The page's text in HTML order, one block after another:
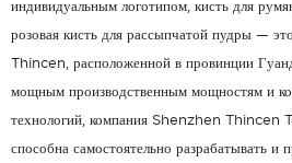
индивидуальным логотипом, кисть для
розовая кисть для рассыпчатой ​​пудры —
Thincen, расположенной в провинции
мощным производственным мощностям и
технологий, компания Shenzhen Thincen
способна самостоятельно разрабатывать и